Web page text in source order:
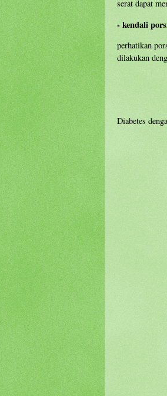
serat dapat
- kendali
perhatikan
dilakukan
Diabetes